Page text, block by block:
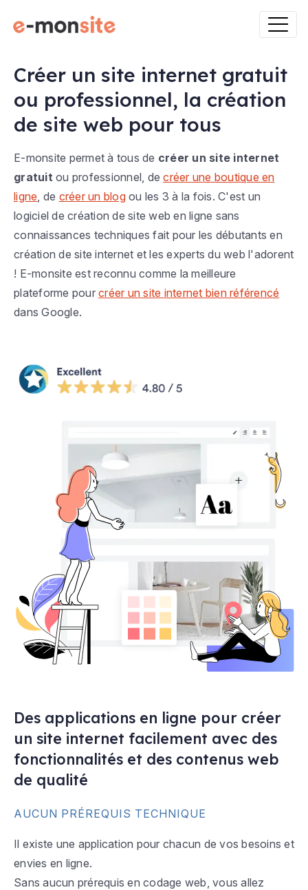
Créer un site internet gratuit
ou professionnel, la création
de site web pour tous
E-monsite permet à tous de créer un site internet
gratuit ou professionnel, decréer une boutique en
ligne , de créer un blogou les 3 à la fois. C'est un
logiciel de création de site web en ligne sans
connaissances techniques fait pour les débutants en
création de site internet et les experts du web l'adorent
! E-monsite est reconnu comme la meilleure
plateforme pour créer un site internet bien référencé
dans Google.
Des applications en ligne pour créer
un site internet facilement avec des
fonctionnalités et des contenus web
de qualité
AUCUN PRÉREQUIS TECHNIQUE
Il existe une application pour chacun de vos besoins et
envies en ligne.
Sans aucun prérequis en codage web, vous allez